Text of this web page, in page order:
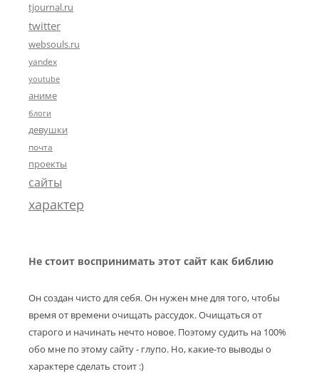
tjournal.ru
twitter
websouls.ru
yandex
youtube
аниме
блоги
девушки
почта
проекты
сайты
характер
Не стоит воспринимать этот сайт как библию
Он создан чисто для себя. Он нужен мне для того, чтобы
время от времени очищать рассудок. Очищаться от
старого и начинать нечто новое. Поэтому судить на 100%
обо мне по этому сайту - глупо. Но, какие-то выводы о
характере сделать стоит :)